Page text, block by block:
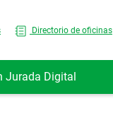
Directorio de oficinas
Jurada Digital